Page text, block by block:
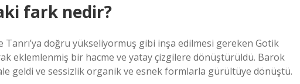
fark nedir?
doğru yükseliyormuş gibi inşa edilmesi gereken Gotik
eklemlenmiş bir hacme ve yatay çizgilere dönüştürüldü. Barok
geldi ve sessizlik organik ve esnek formlarla gürültüye dönüştü.